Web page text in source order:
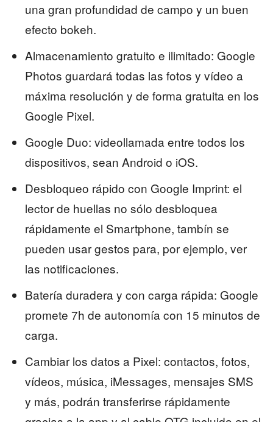
una gran profundidad de campo y un buen
efecto bokeh.
Almacenamiento gratuito e ilimitado: Google
Photos guardará todas las fotos y vídeo a
máxima resolución y de forma gratuita en los
Google Pixel.
Google Duo: videollamada entre todos los
dispositivos, sean Android o iOS.
Desbloqueo rápido con Google Imprint: el
lector de huellas no sólo desbloquea
rápidamente el Smartphone, tambín se
pueden usar gestos para, por ejemplo, ver
las notificaciones.
Batería duradera y con carga rápida: Google
promete 7h de autonomía con 15 minutos de
carga.
Cambiar los datos a Pixel: contactos, fotos,
vídeos, música, iMessages, mensajes SMS
y más, podrán transferirse rápidamente